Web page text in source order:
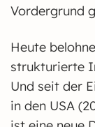
Vordergrund
Heute
strukturierte
Und seit der
in den USA